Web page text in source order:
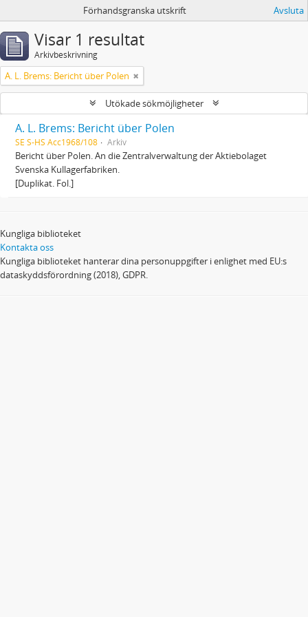
Förhandsgranska utskrift Avsluta
Visar 1 resultat
Arkivbeskrivning
A. L. Brems: Bericht über Polen
Utökade sökmöjligheter
A. L. Brems: Bericht über Polen
SE S-HS Acc1968/108 Arkiv
Bericht über Polen. An die Zentralverwaltung der Aktiebolaget
Svenska Kullagerfabriken.
[Duplikat. Fol.]
Kungliga biblioteket
Kontakta oss
Kungliga biblioteket hanterar dina personuppgifter i enlighet med EU:s
dataskyddsförordning (2018), GDPR.